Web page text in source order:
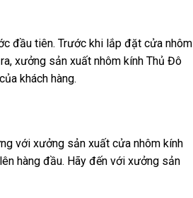
đầu tiên. Trước khi lắp đặt cửa nhôm
xưởng sản xuất nhôm kính Thủ Đô
khách hàng.
với xưởng sản xuất cửa nhôm kính
hàng đầu. Hãy đến với xưởng sản